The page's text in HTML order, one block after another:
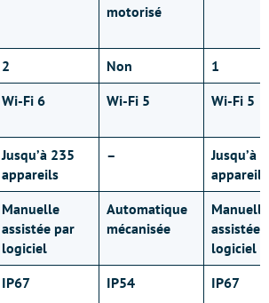
motorisé
2 Non
1
Wi-Fi 6 Wi-Fi 5 Wi-Fi 5
Jusqu’à 235
appareils
–
Jusqu’à
appareils
Manuelle
assistée par
logiciel
Automatique
mécanisée
Manuelle
assistée
logiciel
IP67 IP54 IP67